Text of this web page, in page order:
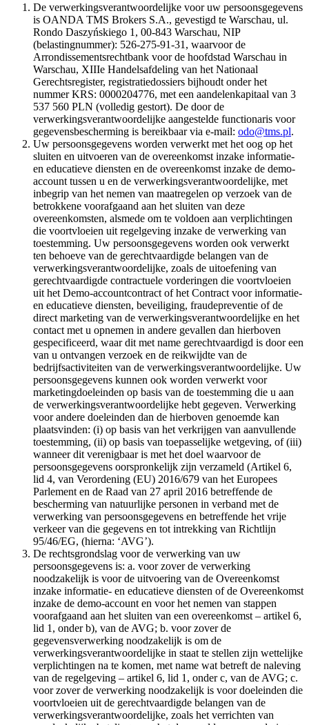
De verwerkingsverantwoordelijke voor uw persoonsgegevens
is OANDA TMS Brokers S.A., gevestigd te Warschau, ul.
Rondo Daszyńskiego 1, 00-843 Warschau, NIP
(belastingnummer): 526-275-91-31, waarvoor de
Arrondissementsrechtbank voor de hoofdstad Warschau in
Warschau, XIIIe Handelsafdeling van het Nationaal
Gerechtsregister, registratiedossiers bijhoudt onder het
nummer KRS: 0000204776, met een aandelenkapitaal van 3
537 560 PLN (volledig gestort). De door de
verwerkingsverantwoordelijke aangestelde functionaris voor
gegevensbescherming is bereikbaar via e-mail: odo@tms.pl.
Uw persoonsgegevens worden verwerkt met het oog op het
sluiten en uitvoeren van de overeenkomst inzake informatie-
en educatieve diensten en de overeenkomst inzake de demo-
account tussen u en de verwerkingsverantwoordelijke, met
inbegrip van het nemen van maatregelen op verzoek van de
betrokkene voorafgaand aan het sluiten van deze
overeenkomsten, alsmede om te voldoen aan verplichtingen
die voortvloeien uit regelgeving inzake de verwerking van
toestemming. Uw persoonsgegevens worden ook verwerkt
ten behoeve van de gerechtvaardigde belangen van de
verwerkingsverantwoordelijke, zoals de uitoefening van
gerechtvaardigde contractuele vorderingen die voortvloeien
uit het Demo-accountcontract of het Contract voor informatie-
en educatieve diensten, beveiliging, fraudepreventie of de
direct marketing van de verwerkingsverantwoordelijke en het
contact met u opnemen in andere gevallen dan hierboven
gespecificeerd, waar dit met name gerechtvaardigd is door een
van u ontvangen verzoek en de reikwijdte van de
bedrijfsactiviteiten van de verwerkingsverantwoordelijke. Uw
persoonsgegevens kunnen ook worden verwerkt voor
marketingdoeleinden op basis van de toestemming die u aan
de verwerkingsverantwoordelijke hebt gegeven. Verwerking
voor andere doeleinden dan de hierboven genoemde kan
plaatsvinden: (i) op basis van het verkrijgen van aanvullende
toestemming, (ii) op basis van toepasselijke wetgeving, of (iii)
wanneer dit verenigbaar is met het doel waarvoor de
persoonsgegevens oorspronkelijk zijn verzameld (Artikel 6,
lid 4, van Verordening (EU) 2016/679 van het Europees
Parlement en de Raad van 27 april 2016 betreffende de
bescherming van natuurlijke personen in verband met de
verwerking van persoonsgegevens en betreffende het vrije
verkeer van die gegevens en tot intrekking van Richtlijn
95/46/EG, (hierna: ‘AVG’).
De rechtsgrondslag voor de verwerking van uw
persoonsgegevens is: a. voor zover de verwerking
noodzakelijk is voor de uitvoering van de Overeenkomst
inzake informatie- en educatieve diensten of de Overeenkomst
inzake de demo-account en voor het nemen van stappen
voorafgaand aan het sluiten van een overeenkomst – artikel 6,
lid 1, onder b), van de AVG; b. voor zover de
gegevensverwerking noodzakelijk is om de
verwerkingsverantwoordelijke in staat te stellen zijn wettelijke
verplichtingen na te komen, met name wat betreft de naleving
van de regelgeving – artikel 6, lid 1, onder c, van de AVG; c.
voor zover de verwerking noodzakelijk is voor doeleinden die
voortvloeien uit de gerechtvaardigde belangen van de
verwerkingsverantwoordelijke, zoals het verrichten van